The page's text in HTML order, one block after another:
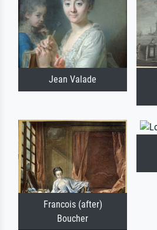
Jean Valade
Francois (after)
Boucher